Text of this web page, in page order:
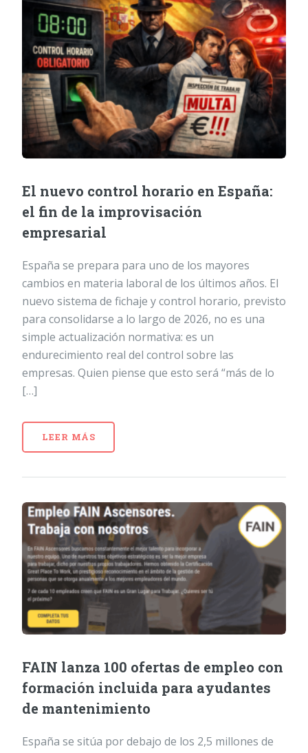
El nuevo control horario en España:
el fin de la improvisación
empresarial
España se prepara para uno de los mayores
cambios en materia laboral de los últimos años. El
nuevo sistema de fichaje y control horario, previsto
para consolidarse a lo largo de 2026, no es una
simple actualización normativa: es un
endurecimiento real del control sobre las
empresas. Quien piense que esto será “más de lo
[…]
LEER MÁS
FAIN lanza 100 ofertas de empleo con
formación incluida para ayudantes
de mantenimiento
España se sitúa por debajo de los 2,5 millones de